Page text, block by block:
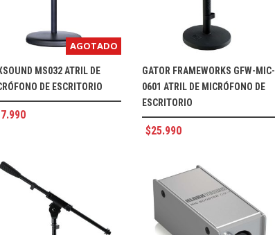
AGOTADO
MS032 ATRIL DE
DE ESCRITORIO
GATOR FRAMEWORKS GFW-MIC-
0601 ATRIL DE MICRÓFONO DE
ESCRITORIO
$25.990